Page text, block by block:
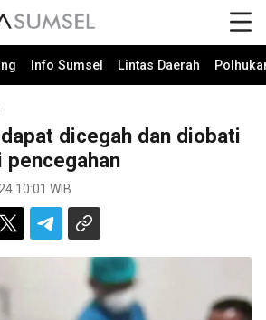
Info Sumsel Lintas Daerah
dicegah dan diobati
pencegahan
10:01 WIB